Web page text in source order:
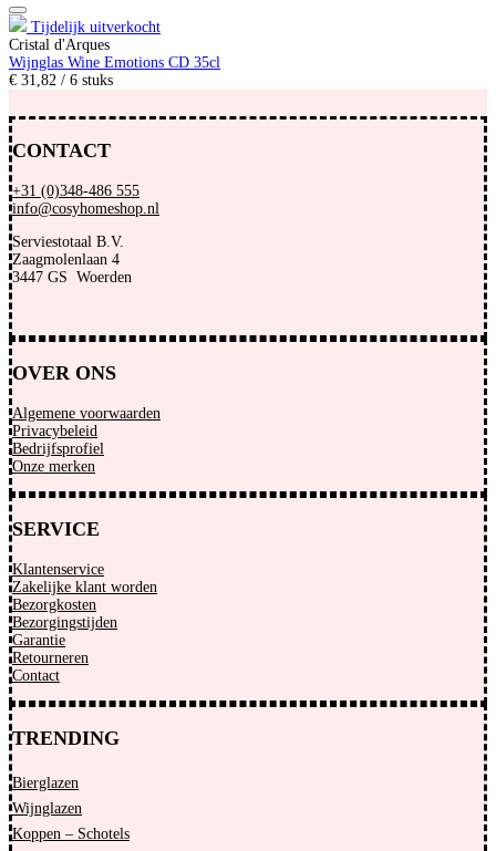
Tijdelijk uitverkocht
Cristal d'Arques
Wijnglas Wine Emotions CD 35cl
€ 31,82 / 6 stuks
CONTACT
+31 (0)348-486 555
info@cosyhomeshop.nl
Serviestotaal B.V.
Zaagmolenlaan 4
3447 GS Woerden
OVER ONS
Algemene voorwaarden
Privacybeleid
Bedrijfsprofiel
Onze merken
SERVICE
Klantenservice
Zakelijke klant worden
Bezorgkosten
Bezorgingstijden
Garantie
Retourneren
Contact
TRENDING
Bierglazen
Wijnglazen
Koppen – Schotels